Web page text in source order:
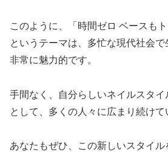
このように、「時間ゼロ ベースも
というテーマは、多忙な現代社会
非常に魅力的です。
手間なく、自分らしいネイルスタ
として、多くの人々に広まり続けて
あなたもぜひ、この新しいスタイル